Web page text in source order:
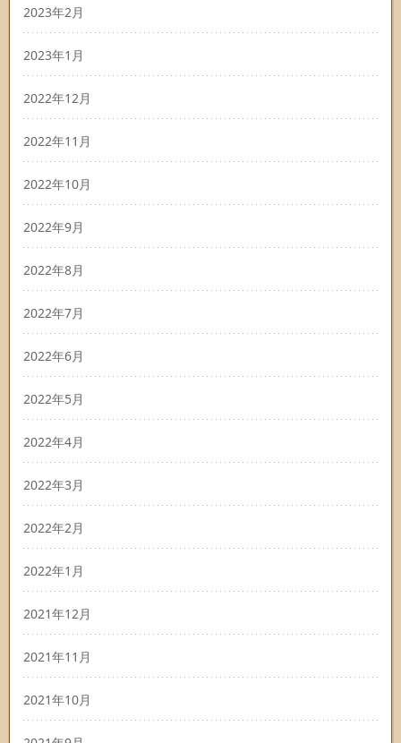
2023年2月
2023年1月
2022年12月
2022年11月
2022年10月
2022年9月
2022年8月
2022年7月
2022年6月
2022年5月
2022年4月
2022年3月
2022年2月
2022年1月
2021年12月
2021年11月
2021年10月